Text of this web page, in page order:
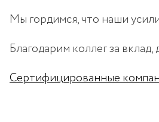
Мы гордимся, что наши
Благодарим коллег за
Сертифицированные